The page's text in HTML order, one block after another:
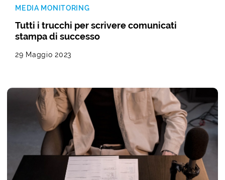
MEDIA MONITORING
Tutti i trucchi per scrivere comunicati
stampa di successo
29 Maggio 2023